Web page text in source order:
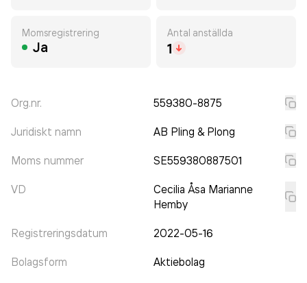
Momsregistrering
Ja
Antal anställda
1
Org.nr. 559380-8875
Juridiskt namn AB Pling & Plong
Moms nummer SE559380887501
VD
Cecilia Åsa Marianne
Hemby
Registreringsdatum 2022-05-16
Bolagsform Aktiebolag